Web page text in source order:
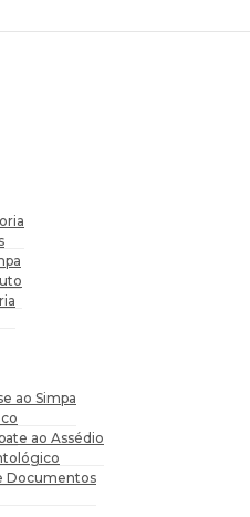
ao Simpa
ao Assédio
Documentos